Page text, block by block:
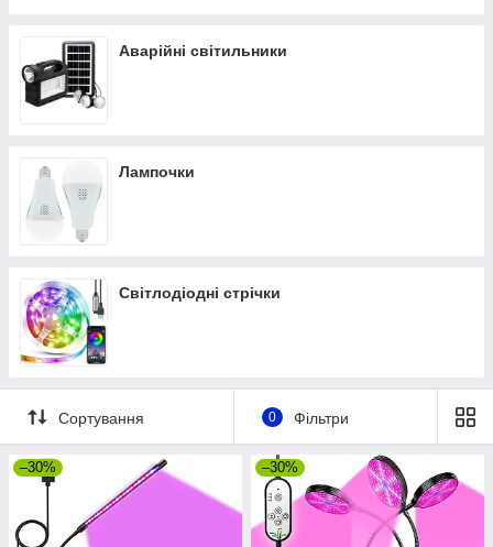
Аварійні світильники
Лампочки
Світлодіодні стрічки
Сортування 0 Фільтри
–30% –30%